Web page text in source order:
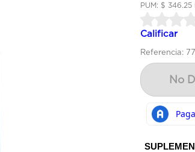
PUM: $ 346.25
Calificar
Referencia:
No